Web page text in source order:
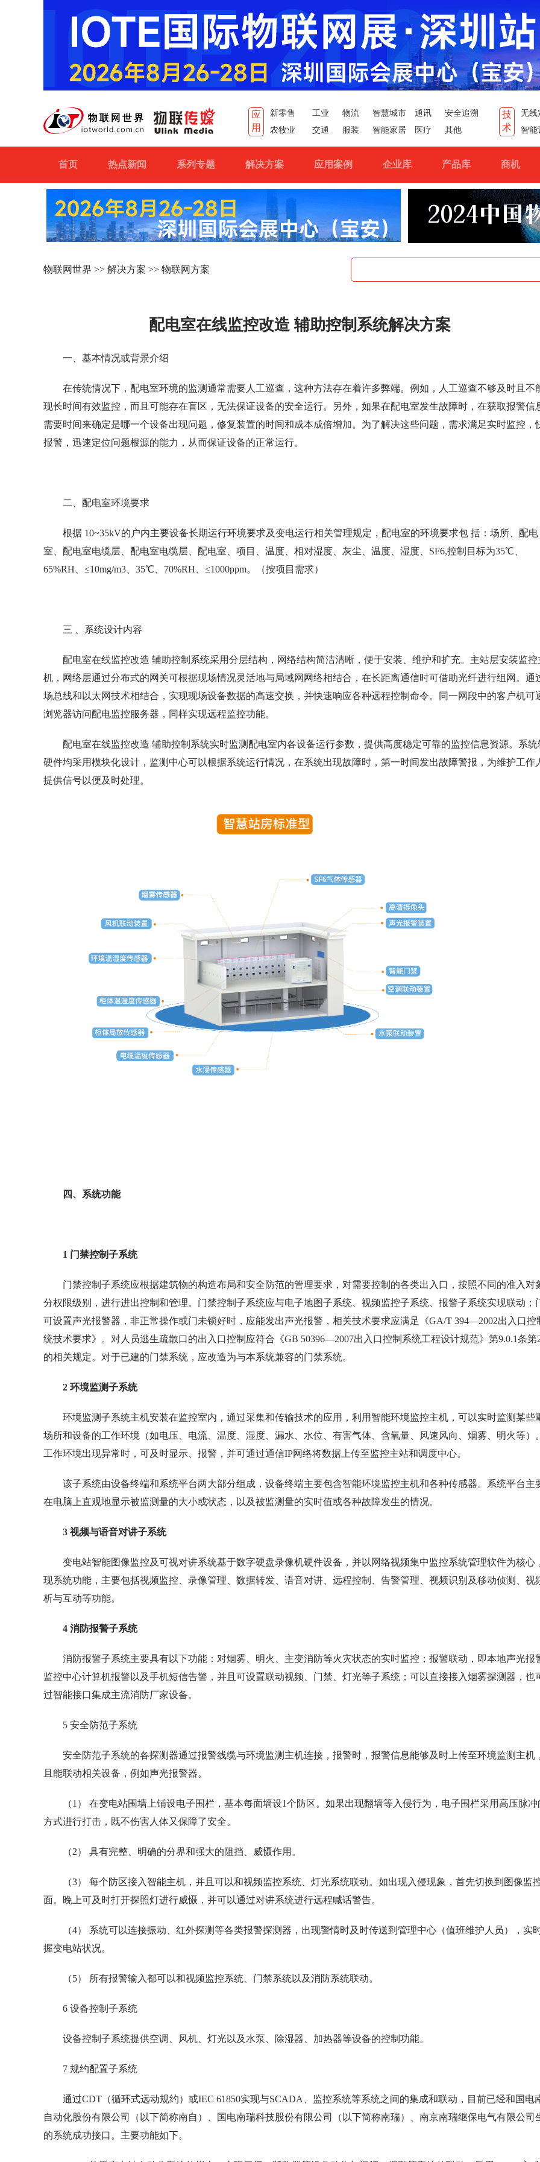
应
用
新零售 工业 物流 智慧城市 通讯
安全追溯
农牧业
交通 服装 智能家居 医疗 其他
技
术
无线
智能
首页 热点新闻 系列专题 解决方案 应用案例 企业库 产品库 商机
物联网世界 >> 解决方案 >> 物联网方案
配电室在线监控改造 辅助控制系统解决方案
一、基本情况或背景介绍
在传统情况下，配电室环境的监测通常需要人工巡查，这种方法存在着许多弊端。例如，人工巡查不够及时且不
现长时间有效监控，而且可能存在盲区，无法保证设备的安全运行。另外，如果在配电室发生故障时，在获取报警信
需要时间来确定是哪一个设备出现问题，修复装置的时间和成本成倍增加。为了解决这些问题，需求满足实时监控，
报警，迅速定位问题根源的能力，从而保证设备的正常运行。
二、配电室环境要求
根据 10~35kV的户内主要设备长期运行环境要求及变电运行相关管理规定，配电室的环境要求包 括：场所、配电
室、配电室电缆层、配电室电缆层、配电室、项目、温度、相对湿度、灰尘、温度、湿度、SF6,控制目标为35℃、
65%RH、≤10mg/m3、35℃、70%RH、≤1000ppm。（按项目需求）
三 、系统设计内容
配电室在线监控改造 辅助控制系统采用分层结构，网络结构简洁清晰，便于安装、维护和扩充。主站层安装监控
机，网络层通过分布式的网关可根据现场情况灵活地与局域网网络相结合，在长距离通信时可借助光纤进行组网。通
场总线和以太网技术相结合，实现现场设备数据的高速交换，并快速响应各种远程控制命令。同一网段中的客户机可
浏览器访问配电监控服务器，同样实现远程监控功能。
配电室在线监控改造 辅助控制系统实时监测配电室内各设备运行参数，提供高度稳定可靠的监控信息资源。系统
硬件均采用模块化设计，监测中心可以根据系统运行情况，在系统出现故障时，第一时间发出故障警报，为维护工作
提供信号以便及时处理。
四、系统功能
1 门禁控制子系统
门禁控制子系统应根据建筑物的构造布局和安全防范的管理要求，对需要控制的各类出入口，按照不同的准入对
分权限级别，进行进出控制和管理。门禁控制子系统应与电子地图子系统、视频监控子系统、报警子系统实现联动；
可设置声光报警器，非正常操作或门未锁好时，应能发出声光报警，相关技术要求应满足《GA/T 394—2002出入口控
统技术要求》。对人员逃生疏散口的出入口控制应符合《GB 50396—2007出入口控制系统工程设计规范》第9.0.1条第
的相关规定。对于已建的门禁系统，应改造为与本系统兼容的门禁系统。
2 环境监测子系统
环境监测子系统主机安装在监控室内，通过采集和传输技术的应用，利用智能环境监控主机，可以实时监测某些
场所和设备的工作环境（如电压、电流、温度、湿度、漏水、水位、有害气体、含氧量、风速风向、烟雾、明火等）
工作环境出现异常时，可及时显示、报警，并可通过通信IP网络将数据上传至监控主站和调度中心。
该子系统由设备终端和系统平台两大部分组成，设备终端主要包含智能环境监控主机和各种传感器。系统平台主
在电脑上直观地显示被监测量的大小或状态，以及被监测量的实时值或各种故障发生的情况。
3 视频与语音对讲子系统
变电站智能图像监控及可视对讲系统基于数字硬盘录像机硬件设备，并以网络视频集中监控系统管理软件为核心
现系统功能，主要包括视频监控、录像管理、数据转发、语音对讲、远程控制、告警管理、视频识别及移动侦测、视
析与互动等功能。
4 消防报警子系统
消防报警子系统主要具有以下功能：对烟雾、明火、主变消防等火灾状态的实时监控；报警联动，即本地声光报
监控中心计算机报警以及手机短信告警，并且可设置联动视频、门禁、灯光等子系统；可以直接接入烟雾探测器，也
过智能接口集成主流消防厂家设备。
5 安全防范子系统
安全防范子系统的各探测器通过报警线缆与环境监测主机连接，报警时，报警信息能够及时上传至环境监测主机
且能联动相关设备，例如声光报警器。
（1） 在变电站围墙上铺设电子围栏，基本每面墙设1个防区。如果出现翻墙等入侵行为，电子围栏采用高压脉冲
方式进行打击，既不伤害人体又保障了安全。
（2） 具有完整、明确的分界和强大的阻挡、威慑作用。
（3） 每个防区接入智能主机，并且可以和视频监控系统、灯光系统联动。如出现入侵现象，首先切换到图像监
面。晚上可及时打开探照灯进行威慑，并可以通过对讲系统进行远程喊话警告。
（4） 系统可以连接振动、红外探测等各类报警探测器，出现警情时及时传送到管理中心（值班维护人员），实
握变电站状况。
（5） 所有报警输入都可以和视频监控系统、门禁系统以及消防系统联动。
6 设备控制子系统
设备控制子系统提供空调、风机、灯光以及水泵、除湿器、加热器等设备的控制功能。
7 规约配置子系统
通过CDT（循环式远动规约）或IEC 61850实现与SCADA、监控系统等系统之间的集成和联动，目前已经和国电
自动化股份有限公司（以下简称南自）、国电南瑞科技股份有限公司（以下简称南瑞）、南京南瑞继保电气有限公司
的系统成功接口。主要功能如下。